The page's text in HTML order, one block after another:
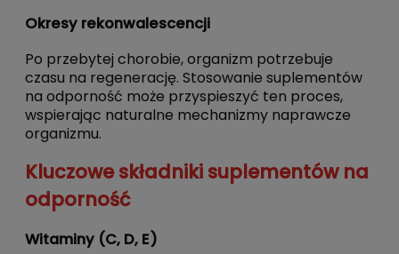
Okresy rekonwalescencji
Po przebytej chorobie, organizm potrzebuje
czasu na regenerację. Stosowanie suplementów
na odporność może przyspieszyć ten proces,
wspierając naturalne mechanizmy naprawcze
organizmu.
Kluczowe składniki suplementów na
odporność
Witaminy (C, D, E)